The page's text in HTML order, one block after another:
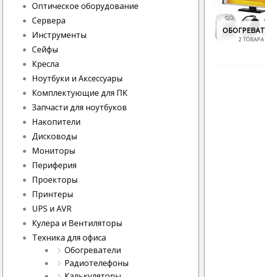
Оптическое оборудование
Сервера
Инструменты
Сейфы
Кресла
Ноутбуки и Аксессуары
Комплектующие для ПК
Запчасти для ноутбуков
Накопители
Дисководы
Мониторы
Периферия
Проекторы
Принтеры
UPS и AVR
Кулера и Вентиляторы
Техника для офиса
Обогреватели
Радиотелефоны
2 ТОВАРА